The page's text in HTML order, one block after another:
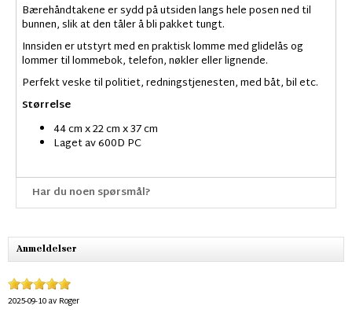
Bærehåndtakene er sydd på utsiden langs hele posen ned til
bunnen, slik at den tåler å bli pakket tungt.
Innsiden er utstyrt med en praktisk lomme med glidelås og
lommer til lommebok, telefon, nøkler eller lignende.
Perfekt veske til politiet, redningstjenesten, med båt, bil etc.
Størrelse
44 cm x 22 cm x 37 cm
Laget av 600D PC
Har du noen spørsmål?
Anmeldelser
2025-09-10av Roger